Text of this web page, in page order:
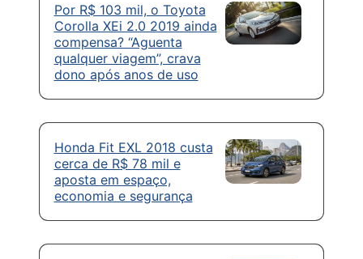
Por R$ 103 mil, o Toyota
Corolla XEi 2.0 2019 ainda
compensa? “Aguenta
qualquer viagem”, crava
dono após anos de uso
Honda Fit EXL 2018 custa
cerca de R$ 78 mil e
aposta em espaço,
economia e segurança